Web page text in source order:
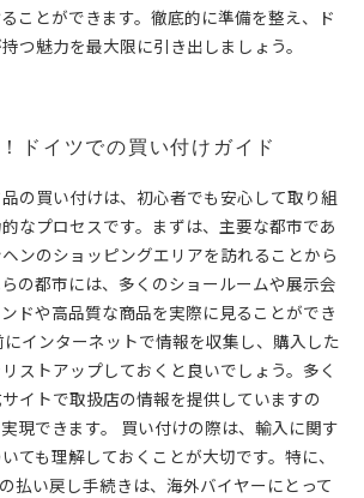
ことができます。徹底的に準備を整え、ド
つ魅力を最大限に引き出しましょう。
ドイツでの買い付けガイド
の買い付けは、初心者でも安心して取り組
なプロセスです。まずは、主要な都市であ
ンのショッピングエリアを訪れることから
の都市には、多くのショールームや展示会
ドや高品質な商品を実際に見ることができ
インターネットで情報を収集し、購入した
ストアップしておくと良いでしょう。多く
イトで取扱店の情報を提供していますの
現できます。 買い付けの際は、輸入に関す
ても理解しておくことが大切です。特に、
払い戻し手続きは、海外バイヤーにとって